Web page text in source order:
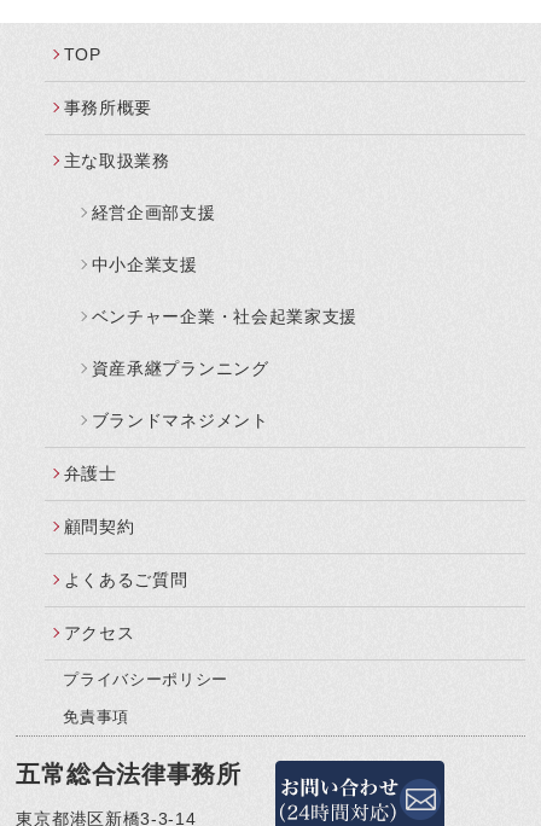
TOP
事務所概要
主な取扱業務
経営企画部支援
中小企業支援
ベンチャー企業・社会起業家支援
資産承継プランニング
ブランドマネジメント
弁護士
顧問契約
よくあるご質問
アクセス
プライバシーポリシー
免責事項
五常総合法律事務所
東京都港区新橋3-3-14